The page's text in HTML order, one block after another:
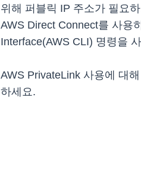
위해 퍼블릭 IP 주소가 필요
AWS Direct Connect를 사용
Interface(AWS CLI) 명령을
AWS PrivateLink 사용에 대
하세요.